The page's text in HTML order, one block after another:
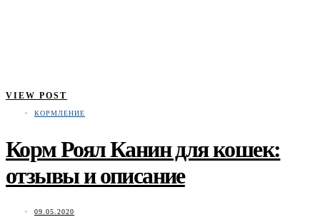
VIEW POST
КОРМЛЕНИЕ
Корм Роял Канин для кошек:
отзывы и описание
09.05.2020